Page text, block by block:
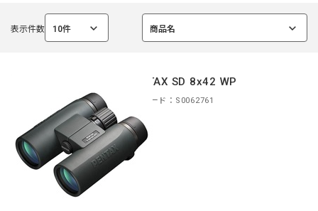
表示件数 10件
選
商品名
選
PENTAX SD 8x42 WP
商品コード：S0062761